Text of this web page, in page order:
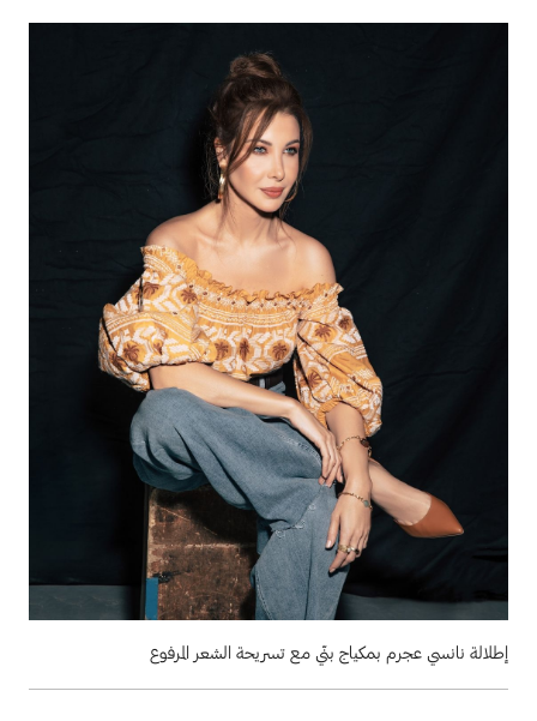
إطلالة نانسي عجرم بمكياج بنّي مع تسريحة الشعر المرفوع